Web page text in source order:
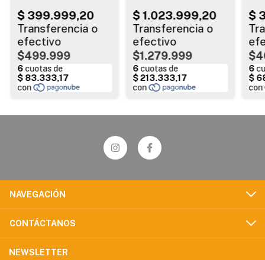
$499.999 $1.279.999
NAVEGACIÓN
CONTÁCTANOS
NEWSLETTER